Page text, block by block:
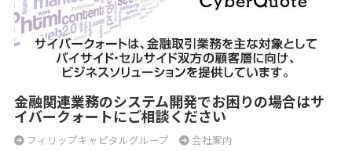
金融関連業務のシステム開発でお困りの場合はサ
イバークォートにご相談ください
フィリップキャピタルグループ 会社案内